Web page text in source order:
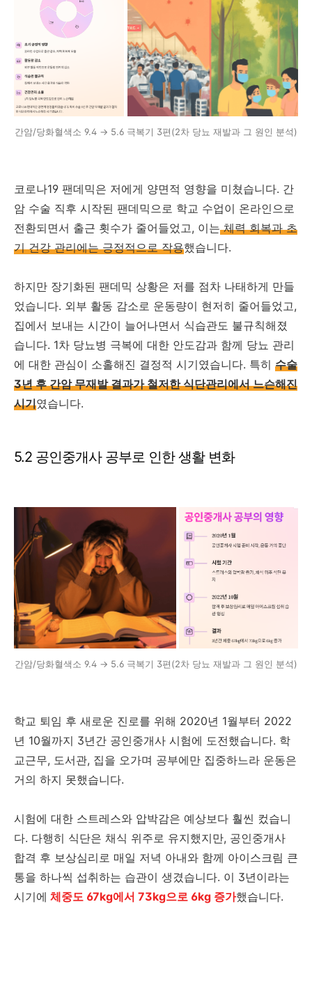
간암/당화혈색소 9.4 → 5.6 극복기 3편(2차 당뇨 재발과 그 원인 분석)
코로나19 팬데믹은 저에게 양면적 영향을 미쳤습니다. 간
암 수술 직후 시작된 팬데믹으로 학교 수업이 온라인으로
전환되면서 출근 횟수가 줄어들었고, 이는체력 회복과 초
기 건강 관리에는 긍정적으로 작용했습니다.
하지만 장기화된 팬데믹 상황은 저를 점차 나태하게 만들
었습니다. 외부 활동 감소로 운동량이 현저히 줄어들었고,
집에서 보내는 시간이 늘어나면서 식습관도 불규칙해졌
습니다. 1차 당뇨병 극복에 대한 안도감과 함께 당뇨 관리
에 대한 관심이 소홀해진 결정적 시기였습니다. 특히 수술
3년 후 간암 무재발 결과가 철저한 식단관리에서 느슨해진
시기였습니다.
5.2 공인중개사 공부로 인한 생활 변화
간암/당화혈색소 9.4 → 5.6 극복기 3편(2차 당뇨 재발과 그 원인 분석)
학교 퇴임 후 새로운 진로를 위해 2020년 1월부터 2022
년 10월까지 3년간 공인중개사 시험에 도전했습니다. 학
교근무, 도서관, 집을 오가며 공부에만 집중하느라 운동은
거의 하지 못했습니다.
시험에 대한 스트레스와 압박감은 예상보다 훨씬 컸습니
다. 다행히 식단은 채식 위주로 유지했지만, 공인중개사
합격 후 보상심리로 매일 저녁 아내와 함께 아이스크림 큰
통을 하나씩 섭취하는 습관이 생겼습니다. 이 3년이라는
시기에 체중도 67kg에서 73kg으로 6kg 증가했습니다.